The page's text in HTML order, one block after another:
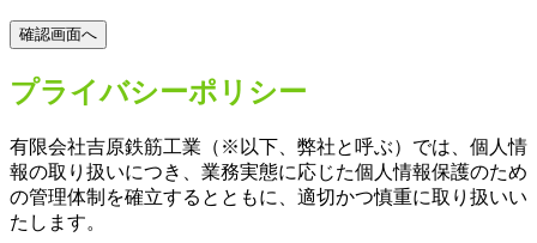
プライバシーポリシー
有限会社吉原鉄筋工業（※以下、弊社と呼ぶ）では、個人情
報の取り扱いにつき、業務実態に応じた個人情報保護のため
の管理体制を確立するとともに、適切かつ慎重に取り扱いい
たします。